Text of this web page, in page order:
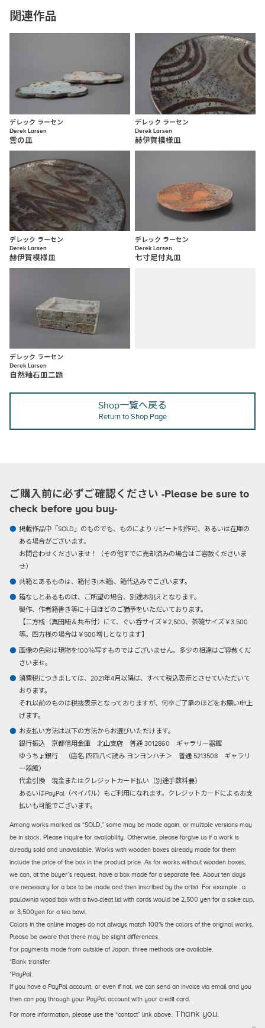
関連作品
デレック ラーセン
Derek Larsen
雲の皿
デレック ラーセン
Derek Larsen
赫伊賀模様皿
デレック ラーセン
Derek Larsen
赫伊賀模様皿
デレック ラーセン
Derek Larsen
七寸足付丸皿
デレック ラーセン
Derek Larsen
自然釉石皿二題
Shop一覧へ戻る
Return to Shop Page
ご購入前に必ずご確認ください -Please be sure to
check before you buy-
掲載作品中「SOLD」のものでも、ものによりリピート制作可、あるいは在庫の
ある場合がございます。
お問合わせくださいませ！（その他すでに売却済みの場合はご容赦くださいま
せ）
共箱とあるものは、箱付き(木箱)、箱代込みでございます。
箱なしとあるものは、ご所望の場合、別途お誂えとなります。
製作、作者箱書き等に十日ほどのご猶予をいただいております。
【二方桟（真田紐＆共布付）にて、ぐい呑サイズ￥2,500、茶碗サイズ￥3,500
等。四方桟の場合は￥500増しとなります】
画像の色彩は現物を100％写すものではございません。多少の相違はご容赦くだ
さいませ。
消費税につきましては、2021年4月以降は、すべて税込表示とさせていただいて
おります。
それ以前のものは税抜表示となっておりますが、何卒ご了承のほどをお願い申上
げます。
お支払い方法は以下の方法からお選びいただけます。
銀行振込京都信用金庫 北山支店 普通 3012860 ギャラリー器館
ゆうちょ銀行 （店名 四四八＜読み ヨンヨンハチ＞ 普通 5213508 ギャラリ
ー器館）
代金引換現金またはクレジットカード払い（別途手数料要）
あるいはPayPal（ペイパル）もご利用になれます。クレジットカードによるお支
払いも可能でございます。
Among works marked as “SOLD,” some may be made again, or multiple versions may
be in stock. Please inquire for availability. Otherwise, please forgive us if a work is
already sold and unavailable. Works with wooden boxes already made for them
include the price of the box in the product price. As for works without wooden boxes,
we can, at the buyer’s request, have a box made for a separate fee. About ten days
are necessary for a box to be made and then inscribed by the artist. For example : a
paulownia wood box with a two-cleat lid with cords would be 2,500 yen for a sake cup,
or 3,500yen for a tea bowl.
Colors in the online images do not always match 100% the colors of the original works.
Please be aware that there may be slight differences.
For payments made from outside of Japan, three methods are available.
*Bank transfer
*PayPal.
If you have a PayPal account, or even if not, we can send an invoice via email and you
then can pay through your PayPal account with your credit card.
For more information, please use the “contact” link above. Thank you.